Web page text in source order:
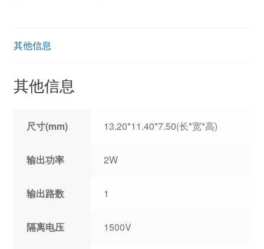
其他信息
其他信息
尺寸(mm) 13.20*11.40*7.50(长*宽*高)
输出功率 2W
输出路数 1
隔离电压 1500V